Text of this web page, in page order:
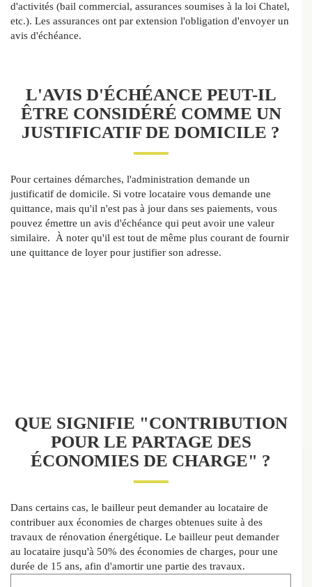
d'activités (bail commercial, assurances soumises à la loi Chatel,
etc.). Les assurances ont par extension l'obligation d'envoyer un
avis d'échéance.
L'AVIS D'ÉCHÉANCE PEUT-IL
ÊTRE CONSIDÉRÉ COMME UN
JUSTIFICATIF DE DOMICILE ?
Pour certaines démarches, l'administration demande un
justificatif de domicile. Si votre locataire vous demande une
quittance, mais qu'il n'est pas à jour dans ses paiements, vous
pouvez émettre un avis d'échéance qui peut avoir une valeur
similaire. À noter qu'il est tout de même plus courant de fournir
une quittance de loyer pour justifier son adresse.
QUE SIGNIFIE "CONTRIBUTION
POUR LE PARTAGE DES
ÉCONOMIES DE CHARGE" ?
Dans certains cas, le bailleur peut demander au locataire de
contribuer aux économies de charges obtenues suite à des
travaux de rénovation énergétique. Le bailleur peut demander
au locataire jusqu'à 50% des économies de charges, pour une
durée de 15 ans, afin d'amortir une partie des travaux.